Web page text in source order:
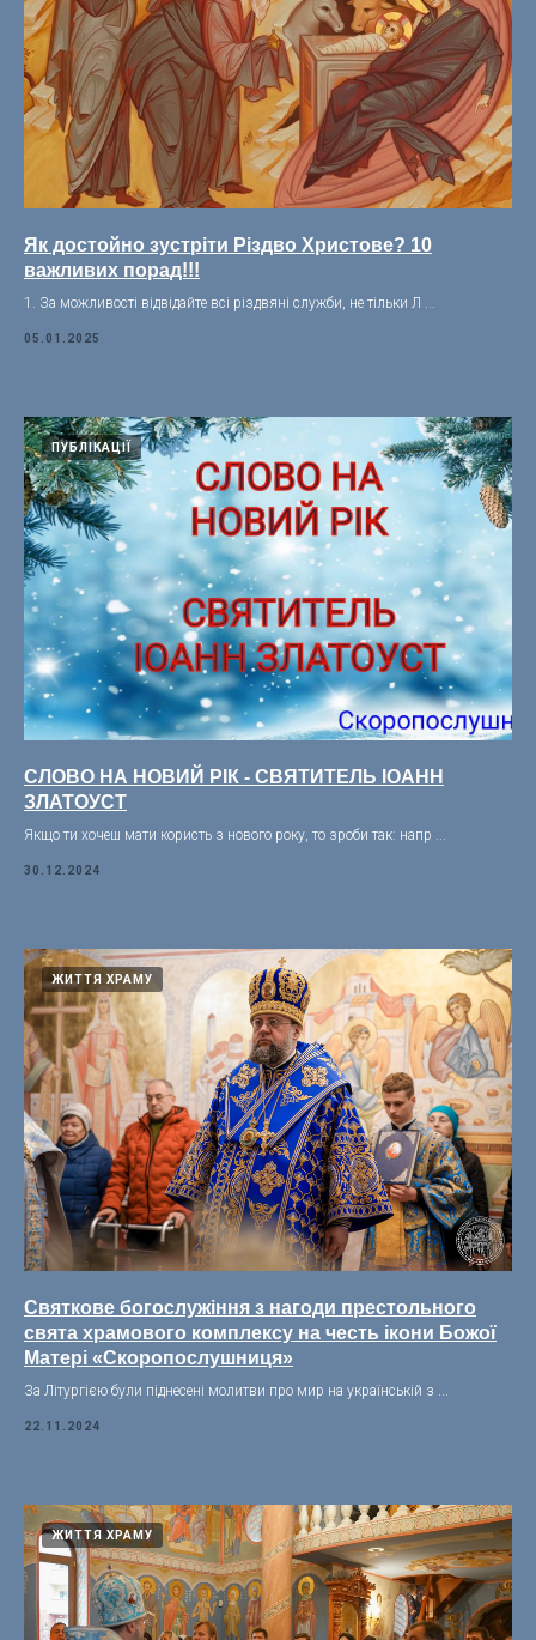
Як достойно зустріти Різдво Христове? 10
важливих порад!!!
1. За можливості відвідайте всі різдвяні служби, не тільки Л ...
05.01.2025
ПУБЛІКАЦІЇ
СЛОВО НА НОВИЙ РІК - СВЯТИТЕЛЬ ІОАНН
ЗЛАТОУСТ
Якщо ти хочеш мати користь з нового року, то зроби так: напр ...
30.12.2024
ЖИТТЯ ХРАМУ
Святкове богослужіння з нагоди престольного
свята храмового комплексу на честь ікони Божої
Матері «Скоропослушниця»
За Літургією були піднесені молитви про мир на українській з ...
22.11.2024
ЖИТТЯ ХРАМУ